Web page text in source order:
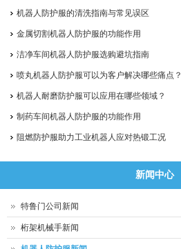
机器人防护服的清洗指南与常见误区
金属切割机器人防护服的功能作用
洁净车间机器人防护服选购避坑指南
喷丸机器人防护服可以为客户解决哪些痛点？
机器人耐磨防护服可以应用在哪些领域？
制药车间机器人防护服的功能作用
阻燃防护服助力工业机器人应对热锻工况
新闻中心
特鲁门公司新闻
桁架机械手新闻